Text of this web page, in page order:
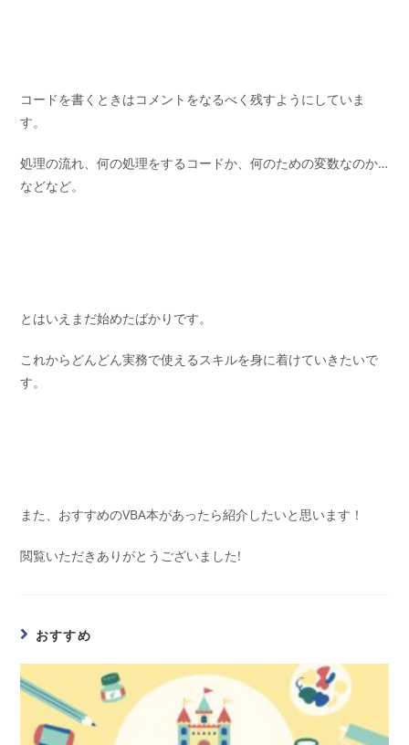
コードを書くときはコメントをなるべく残すようにしていま
す。
処理の流れ、何の処理をするコードか、何のための変数なのか…
などなど。
とはいえまだ始めたばかりです。
これからどんどん実務で使えるスキルを身に着けていきたいで
す。
また、おすすめのVBA本があったら紹介したいと思います！
閲覧いただきありがとうございました!
おすすめ